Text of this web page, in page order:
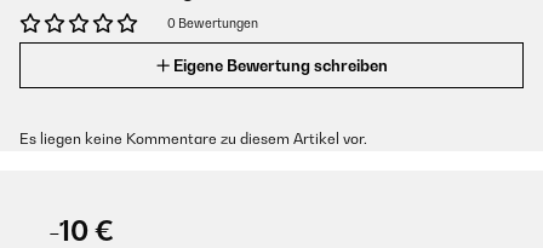
0 Bewertungen
Eigene Bewertung schreiben
Es liegen keine Kommentare zu diesem Artikel vor.
-10 €